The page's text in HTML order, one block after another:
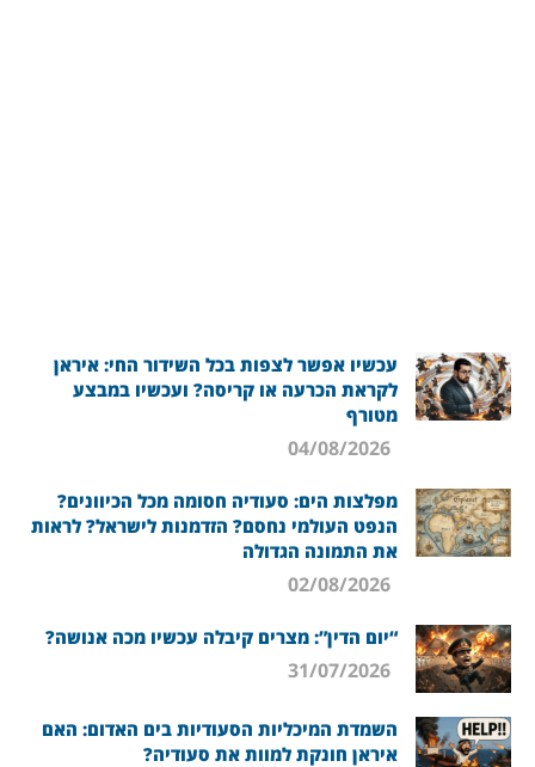
עכשיו אפשר לצפות בכל השידור החי: איראן
לקראת הכרעה או קריסה? ועכשיו במבצע
מטורף
מפלצות הים: סעודיה חסומה מכל הכיוונים?
הנפט העולמי נחסם? הזדמנות לישראל? לראות
את התמונה הגדולה
“יום הדין”: מצרים קיבלה עכשיו מכה אנושה?
השמדת המיכליות הסעודיות בים האדום: האם
איראן חונקת למוות את סעודיה?